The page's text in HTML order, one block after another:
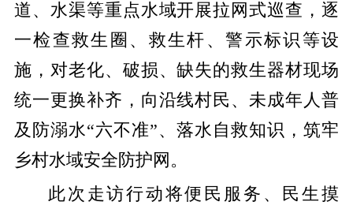
道、水渠等重点水域开展拉网式巡查，逐
一检查救生圈、救生杆、警示标识等设
施，对老化、破损、缺失的救生器材现场
统一更换补齐，向沿线村民、未成年人普
及防溺水“六不准”、落水自救知识，筑牢
乡村水域安全防护网。
此次走访行动将便民服务、民生摸